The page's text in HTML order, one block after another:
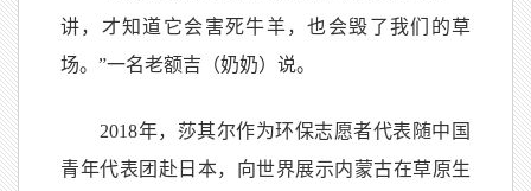
讲，才知道它会害死牛羊，也会毁了我们的草
场。”一名老额吉（奶奶）说。
2018年，莎其尔作为环保志愿者代表随中国
青年代表团赴日本，向世界展示内蒙古在草原生